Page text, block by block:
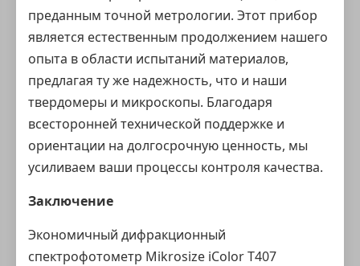
преданным точной метрологии. Этот прибор
является естественным продолжением нашего
опыта в области испытаний материалов,
предлагая ту же надежность, что и наши
твердомеры и микроскопы. Благодаря
всесторонней технической поддержке и
ориентации на долгосрочную ценность, мы
усиливаем ваши процессы контроля качества.
Заключение
Экономичный дифракционный
спектрофотометр Mikrosize iColor T407